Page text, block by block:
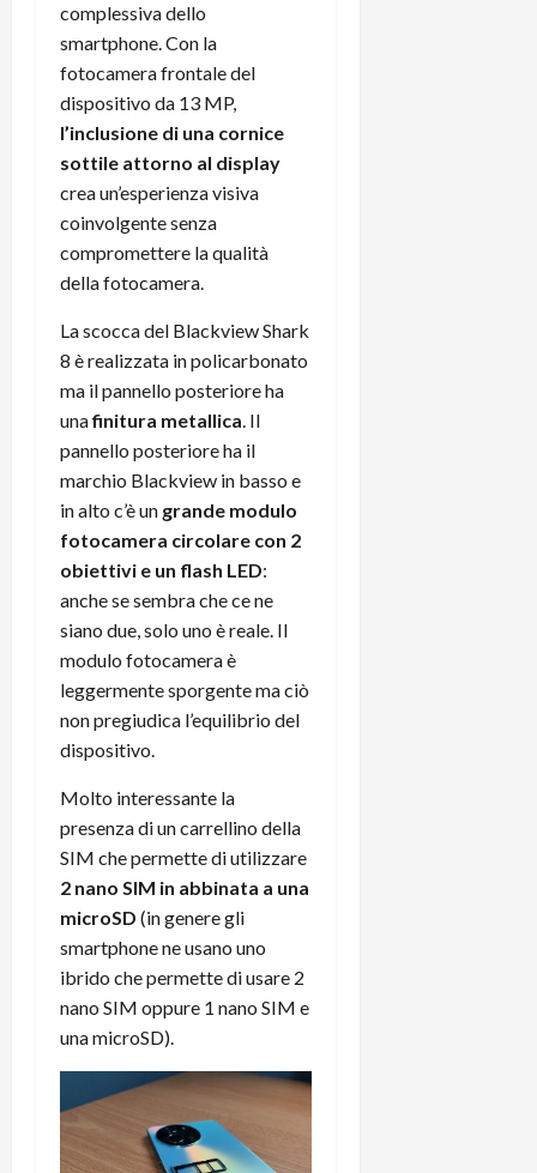
complessiva dello
smartphone. Con la
fotocamera frontale del
dispositivo da 13 MP,
l’inclusione di una cornice
sottile attorno al display
crea un’esperienza visiva
coinvolgente senza
compromettere la qualità
della fotocamera.
La scocca del Blackview Shark
8 è realizzata in policarbonato
ma il pannello posteriore ha
unafinitura metallica. Il
pannello posteriore ha il
marchio Blackview in basso e
in alto c’è un grande modulo
fotocamera circolare con 2
obiettivi e un flash LED:
anche se sembra che ce ne
siano due, solo uno è reale. Il
modulo fotocamera è
leggermente sporgente ma ciò
non pregiudica l’equilibrio del
dispositivo.
Molto interessante la
presenza di un carrellino della
SIM che permette di utilizzare
2 nano SIM in abbinata a una
microSD (in genere gli
smartphone ne usano uno
ibrido che permette di usare 2
nano SIM oppure 1 nano SIM e
una microSD).